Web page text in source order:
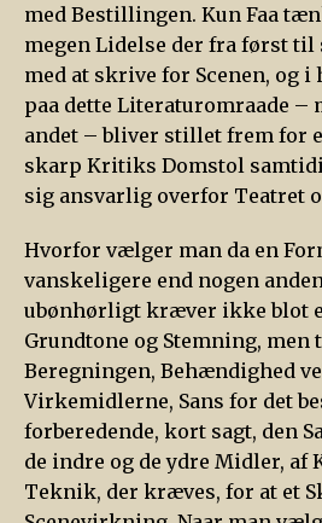
med Bestillingen. Kun Faa
megen Lidelse der fra først til
med at skrive for Scenen, og i
paa dette Literaturomraade –
andet – bliver stillet frem for
skarp Kritiks Domstol
sig ansvarlig overfor Teatret
Hvorfor vælger man da en
vanskeligere end nogen
ubønhørligt kræver ikke blot
Grundtone og Stemning,
Beregningen, Behændighed
Virkemidlerne, Sans for det
forberedende, kort sagt, den
de indre og de ydre Midler, af
Teknik, der kræves, for at et